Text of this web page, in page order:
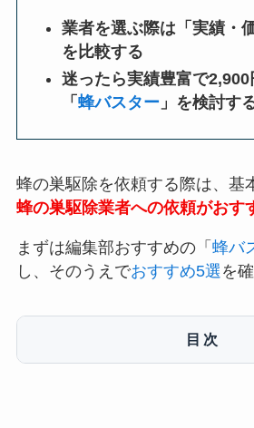
業者を選ぶ際は「実績・
を比較する
迷ったら実績豊富で
「蜂バスター 」を検討す
蜂の巣駆除を依頼する際は、基
蜂の巣駆除業者への依頼がおす
まずは編集部おすすめの「 蜂バ
し、そのうえでおすすめ5選 を
目次